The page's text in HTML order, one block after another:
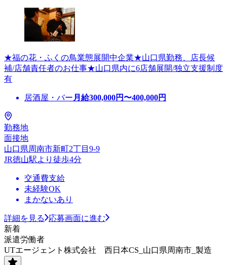
★福の花・ふくの鳥業態展開中企業★山口県勤務、店長候
補/店舗責任者のお仕事★山口県内に6店舗展開/独立支援制度
有
居酒屋・バー 月給300,000円〜400,000円
勤務地
面接地
山口県周南市新町2丁目9-9
JR徳山駅より徒歩4分
交通費支給
未経験OK
まかないあり
詳細を見る
応募画面に進む
新着
派遣労働者
UTエージェント株式会社 西日本CS_山口県周南市_製造